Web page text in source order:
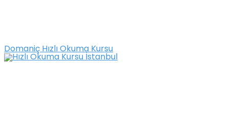
Domaniç Hızlı Okuma Kursu